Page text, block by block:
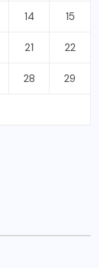
14 15
21 22
28 29